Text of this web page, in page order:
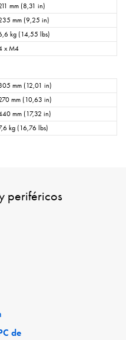
mm (8,31 in)
mm (9,25 in)
kg (14,55 lbs)
x M4
mm (12,01 in)
mm (10,63 in)
mm (17,32 in)
kg (16,76 lbs)
periféricos
de